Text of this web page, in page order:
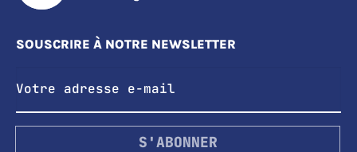
SOUSCRIRE À NOTRE NEWSLETTER
S'ABONNER